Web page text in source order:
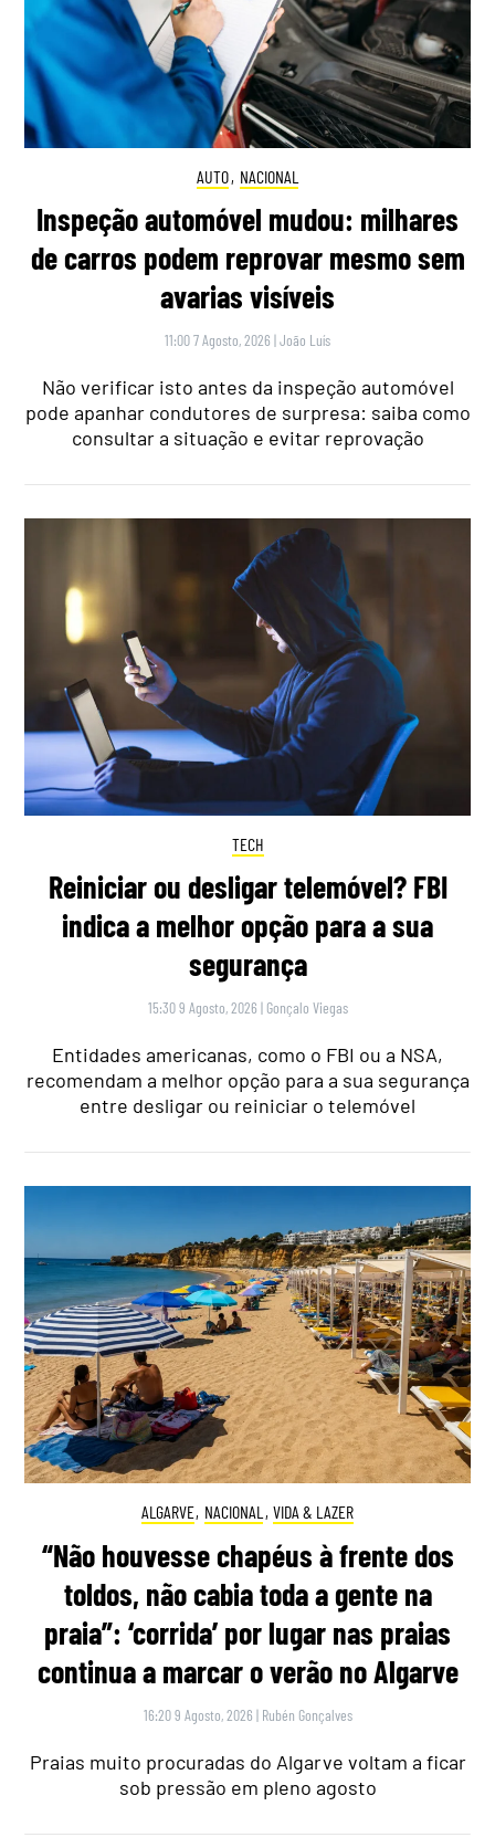
AUTO, NACIONAL
Inspeção automóvel mudou: milhares
de carros podem reprovar mesmo sem
avarias visíveis
11:00 7 Agosto, 2026 |João Luís
Não verificar isto antes da inspeção automóvel
pode apanhar condutores de surpresa: saiba como
consultar a situação e evitar reprovação
TECH
Reiniciar ou desligar telemóvel? FBI
indica a melhor opção para a sua
segurança
15:30 9 Agosto, 2026 | Gonçalo Viegas
Entidades americanas, como o FBI ou a NSA,
recomendam a melhor opção para a sua segurança
entre desligar ou reiniciar o telemóvel
ALGARVE, NACIONAL , VIDA & LAZER
“Não houvesse chapéus à frente dos
toldos, não cabia toda a gente na
praia”: ‘corrida’ por lugar nas praias
continua a marcar o verão no Algarve
16:20 9 Agosto, 2026 | Rubén Gonçalves
Praias muito procuradas do Algarve voltam a ficar
sob pressão em pleno agosto